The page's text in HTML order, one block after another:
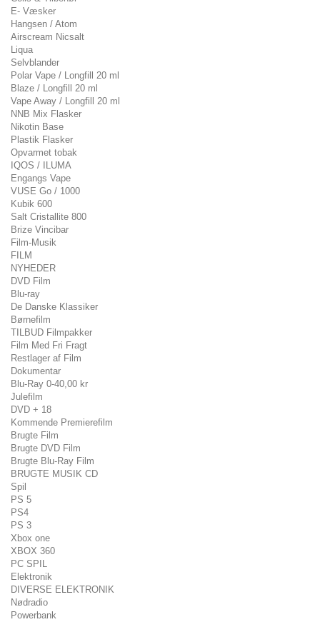
E- Væsker
Hangsen / Atom
Airscream Nicsalt
Liqua
Selvblander
Polar Vape / Longfill 20 ml
Blaze / Longfill 20 ml
Vape Away / Longfill 20 ml
NNB Mix Flasker
Nikotin Base
Plastik Flasker
Opvarmet tobak
IQOS / ILUMA
Engangs Vape
VUSE Go / 1000
Kubik 600
Salt Cristallite 800
Brize Vincibar
Film-Musik
FILM
NYHEDER
DVD Film
Blu-ray
De Danske Klassiker
Børnefilm
TILBUD Filmpakker
Film Med Fri Fragt
Restlager af Film
Dokumentar
Blu-Ray 0-40,00 kr
Julefilm
DVD + 18
Kommende Premierefilm
Brugte Film
Brugte DVD Film
Brugte Blu-Ray Film
BRUGTE MUSIK CD
Spil
PS 5
PS4
PS 3
Xbox one
XBOX 360
PC SPIL
Elektronik
DIVERSE ELEKTRONIK
Nødradio
Powerbank